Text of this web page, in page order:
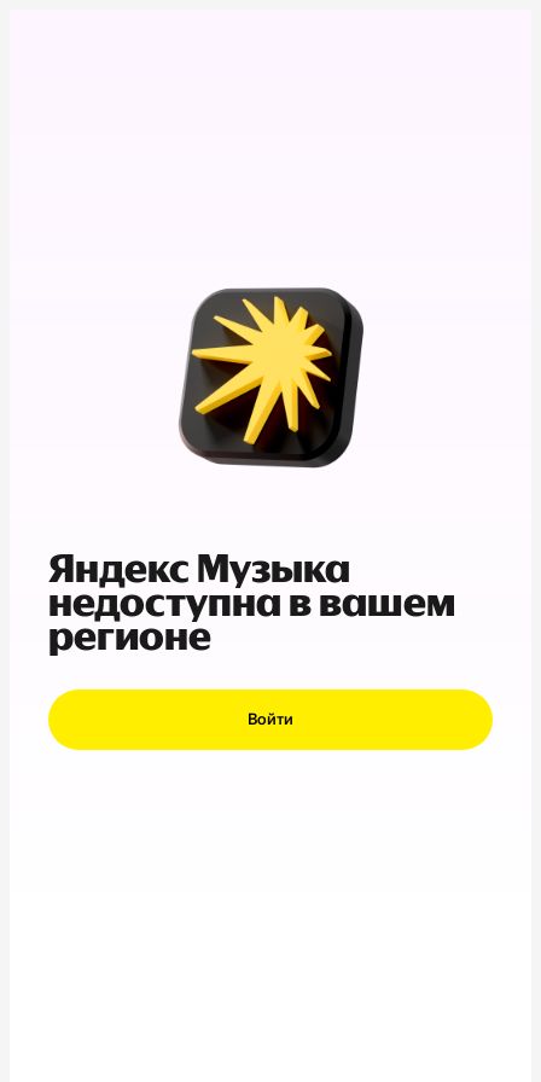
Яндекс Музыка
недоступна в вашем
регионе
Войти